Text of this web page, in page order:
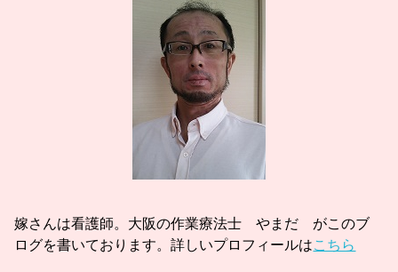
嫁さんは看護師。大阪の作業療法士 やまだ がこのブ
ログを書いております。詳しいプロフィールはこちら